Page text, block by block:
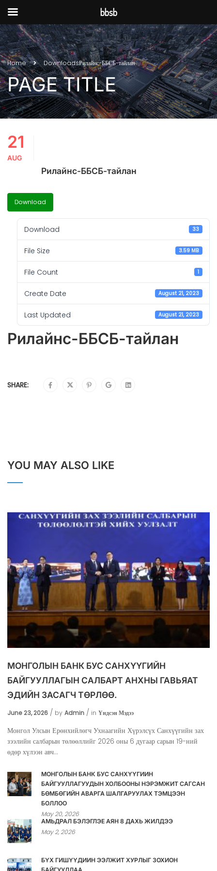
Home DownloadsРилайнс-ББСБ-тайлан
PAGE TITLE
21
AUG
Рилайнс-ББСБ-тайлан
Download
Download 33
File Size 3.59 MB
File Count 1
Create Date August 21, 2023
Last Updated August 21, 2023
Рилайнс-ББСБ-тайлан
SHARE:
YOU MAY ALSO LIKE
МОНГОЛЫН БАНК БУС САНХҮҮГИЙН
БАЙГУУЛЛАГЫН САЛБАРТ АНХНЫ ГАВЬЯАТ
ЭДИЙН ЗАСАГЧ ТӨРЛӨӨ.
June 23, 2026 by Admin in Үндсэн Мэдээ
Монгол Улсын Ерөнхийлөгч Ухнаагийн Хүрэлсүх Санхүүгийн зах
зээлийн салбарын төлөөллийг 2026 оны 6 дугаар сарын 19-ний
өдөр хүлээн авч...
МОНГОЛЫН БАНК БУС САНХҮҮГИЙН
БАЙГУУЛЛАГУУДЫН ХОЛБООНЫ НЭРЭМЖИТ САГСАН
БӨМБӨГИЙН АВАРГА ШАЛГАРУУЛАХ ТЭМЦЭЭН
БОЛЛОО
May 20, 2026
АМЬДРАЛ БЭЛЭГЛЭЕ АЯН 8 ДАХЬ ЖИЛДЭЭ
May 2, 2026
БҮХ ГИШҮҮДИЙН ЭЭЛЖИТ ХУРЛЫГ ЗОХИОН
bbsb